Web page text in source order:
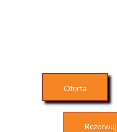
Oferta
Rezerwuj